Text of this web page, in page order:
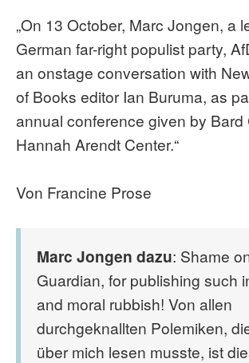
„On 13 October, Marc Jongen, a
German far-right populist party,
an onstage conversation with
of Books editor Ian Buruma, as
annual conference given by Bard
Hannah Arendt Center.“
Von Francine Prose
Marc Jongen dazu: Shame
Guardian, for publishing such
and moral rubbish! Von allen
durchgeknallten Polemiken,
über mich lesen musste, ist